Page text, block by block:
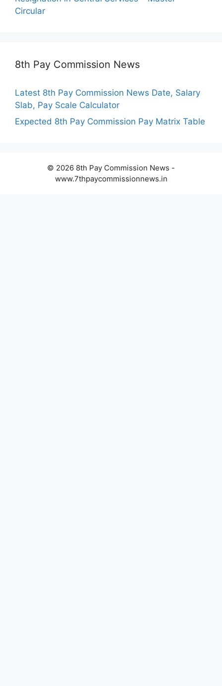
Circular
8th Pay Commission News
Latest 8th Pay Commission News Date, Salary
Slab, Pay Scale Calculator
Expected 8th Pay Commission Pay Matrix Table
© 2026 8th Pay Commission News -
www.7thpaycommissionnews.in